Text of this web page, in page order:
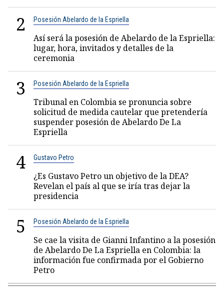
2 Posesión Abelardo de la Espriella
Así será la posesión de Abelardo de la Espriella:
lugar, hora, invitados y detalles de la
ceremonia
3 Posesión Abelardo de la Espriella
Tribunal en Colombia se pronuncia sobre
solicitud de medida cautelar que pretendería
suspender posesión de Abelardo De La
Espriella
4 Gustavo Petro
¿Es Gustavo Petro un objetivo de la DEA?
Revelan el país al que se iría tras dejar la
presidencia
5 Posesión Abelardo de la Espriella
Se cae la visita de Gianni Infantino a la posesión
de Abelardo De La Espriella en Colombia: la
información fue confirmada por el Gobierno
Petro